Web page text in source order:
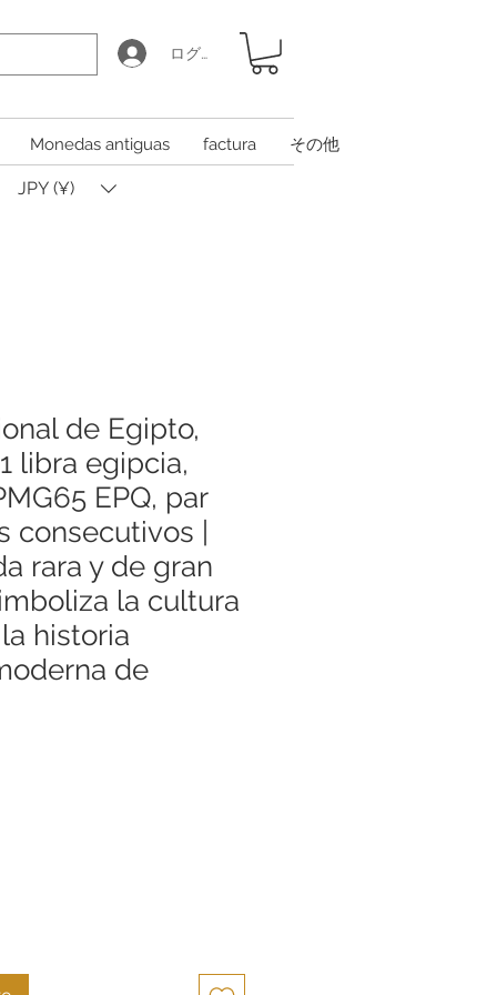
ログイン
Monedas antiguas factura その他
JPY (¥)
de Egipto,
libra egipcia,
EPQ, par
consecutivos |
rara y de gran
la cultura
historia
de